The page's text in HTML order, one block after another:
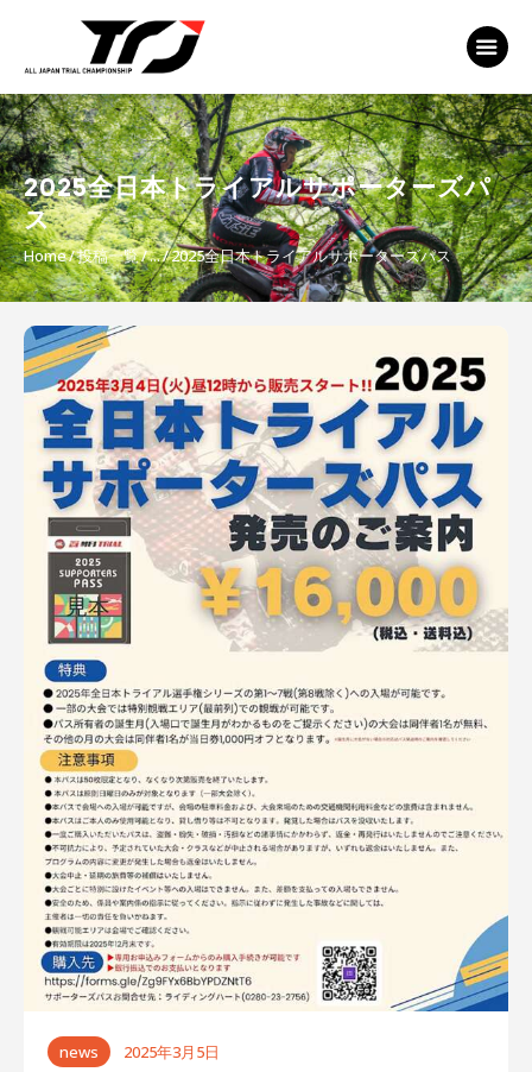
2025全日本トライアルサポーターズパ
ス
Home 投稿一覧 ... 2025全日本トライアルサポーターズパス
MFJ 全日本トライアル選手権
EVENT
TRJ ランキング
MSP Motosports
Promotion TOP
news 2025年3月5日
投
稿
ナ
ビ
ゲ
ー
シ
ョ
ン